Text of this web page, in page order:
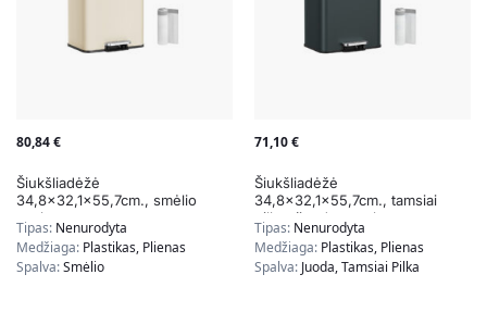
80,84€
Šiukšliadėžė
34,8×32,1×55,7cm., smėlio
spalvos
Tipas: Nenurodyta
Medžiaga: Plastikas, Plienas
Spalva:Smėlio
71,10€
Šiukšliadėžė
34,8×32,1×55,7cm., tamsiai
pilkos/juodos spalvos
Tipas: Nenurodyta
Medžiaga: Plastikas, Plienas
Spalva: Juoda, Tamsiai Pilka